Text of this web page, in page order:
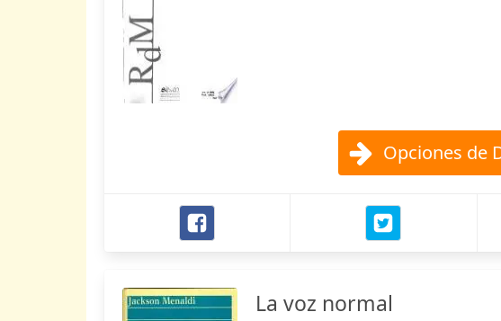
Opciones de
La voz normal